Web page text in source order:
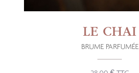
LE CHAI
BRUME PARFUMÉE